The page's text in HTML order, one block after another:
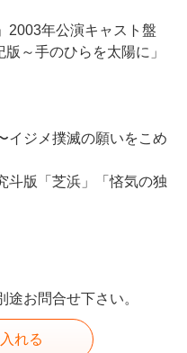
2003年公演キャスト盤
～手のひらを太陽に」
イジメ撲滅の願いをこめ
版「芝浜」「悋気の独
お問合せ下さい。
れる